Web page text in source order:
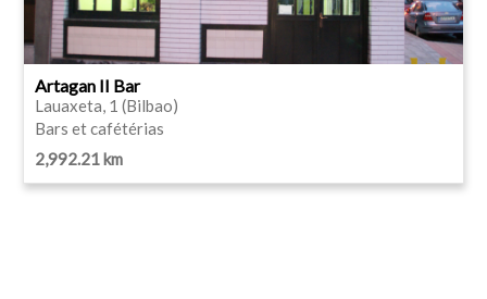
Artagan II Bar
Lauaxeta, 1 (Bilbao)
Bars et cafétérias
2,992.21 km